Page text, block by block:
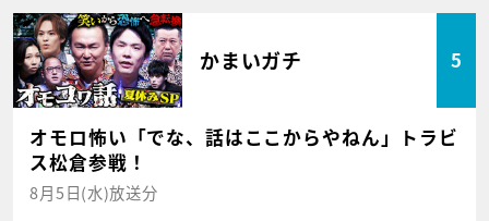
かまいガチ 5
オモロ怖い「でな、話はここからやねん」トラビ
ス松倉参戦！
8月5日(水)放送分